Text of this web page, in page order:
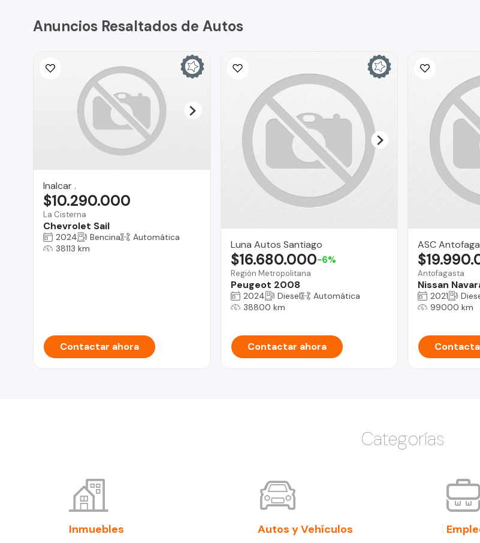
Anuncios Resaltados de Autos
Inalcar .
La Cisterna
Chevrolet Sail
$10.290.000
2024 Bencina
Automática
38113 km
Contactar ahora
Luna Autos Santiago
Región Metropolitana
Peugeot 2008
$16.680.000-6%
2024 Diesel
Automática
38800 km
Contactar ahora
ASC
Antofagasta
Nissan
2021
99000 km
Categorías
Inmuebles Autos y Vehículos